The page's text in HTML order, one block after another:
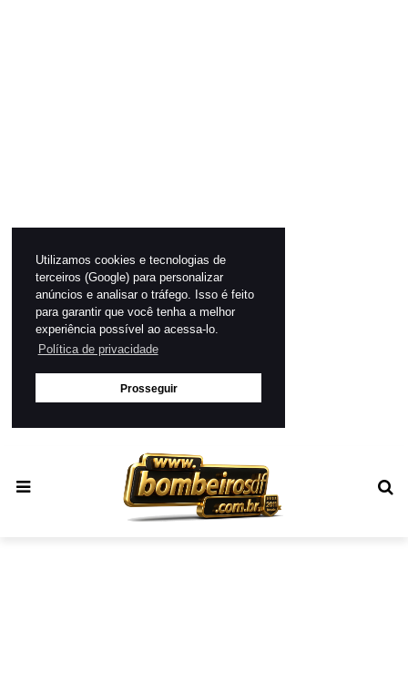
Utilizamos cookies e tecnologias de
terceiros (Google) para personalizar
anúncios e analisar o tráfego. Isso é feito
para garantir que você tenha a melhor
experiência possível ao acessa-lo.
Política de privacidade
Prosseguir